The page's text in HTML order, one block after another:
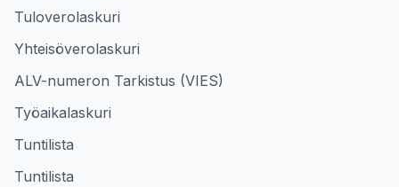
Tuloverolaskuri
Yhteisöverolaskuri
ALV-numeron Tarkistus (VIES)
Työaikalaskuri
Tuntilista
Tuntilista